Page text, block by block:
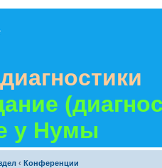
у Нумы
‹ Конференции